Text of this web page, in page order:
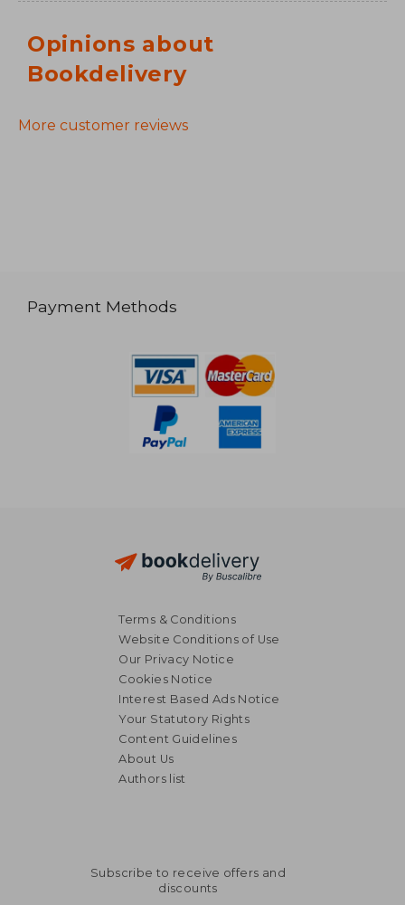
Opinions about
Bookdelivery
More customer reviews
Payment Methods
Terms & Conditions
Website Conditions of Use
Our Privacy Notice
Cookies Notice
Interest Based Ads Notice
Your Statutory Rights
Content Guidelines
About Us
Authors list
Subscribe to receive offers and
discounts